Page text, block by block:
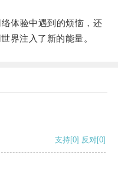
体验中遇到的烦恼，还
界注入了新的能量。
支持[0] 反对[0]